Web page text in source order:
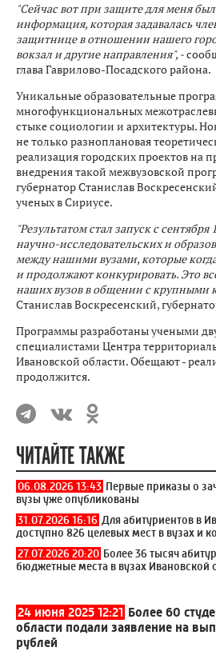
"Сейчас вот при защите для меня
информация, которая задавалась
защитнице в отношении нашего
вокзал и другие направления", -
глава Гаврилово-Посадского района.
Уникальные образовательные
многофункциональных
стыке социологии и архитектуры.
не только разноплановая
реализация городских проектов на
внедрения такой межвузовской
губернатор Станислав
ученых в Сириусе.
"Результатом стал запуск с сентября
научно-исследовательских и
между нашими вузами, которые
и продолжают конкурировать. Это
наших вузов в общении с крупными
Станислав Воскресенский,
Программы разработаны учеными
специалистами Центра
Ивановской области. Обещают -
продолжится.
ЧИТАЙТЕ ТАКЖЕ
06.08.2026 13:43 Первые приказы о
вузы уже опубликованы
31.07.2026 16:16 Для абитуриентов в
доступно 826 целевых мест в вузах и
27.07.2026 20:20 Более 36 тысяч
бюджетные места в вузах Ивановской
24 июня 2025 12:21 Более 60
области подали заявление на
рублей